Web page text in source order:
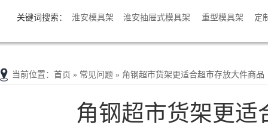
关键词搜索： 淮安模具架 淮安抽屉式模具架 重型模具架 定
当前位置 ： 首页 » 常见问题 » 角钢超市货架更适合超市存放大件商品
角钢超市货架更适